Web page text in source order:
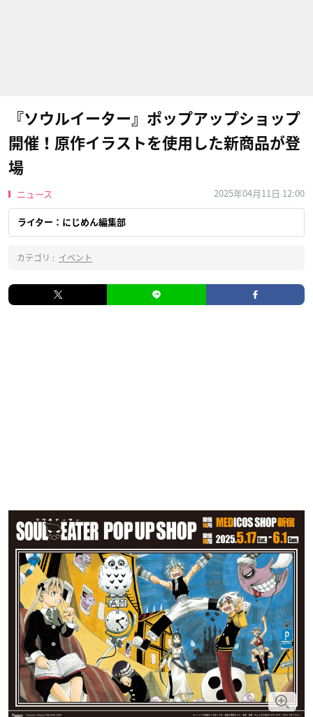
『ソウルイーター』ポップアップショップ
開催！原作イラストを使用した新商品が登
場
ニュース 2025年04月11日 12:00
ライター：にじめん編集部
カテゴリ : イベント